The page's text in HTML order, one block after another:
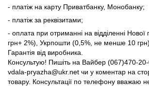
- платіж на карту Приватбанку, Монобанку;
- платіж за реквізитами;
- оплата при отриманні на відділенні Нової
грн+ 2%), Укрпошти (0,5%, не менше 10 грн).
Гарантія від виробника.
Консультую! Пишіть на Вайбер (067)470-
vdala-pryazha@ukr.net чи у коментар на
товару. Консультації по телефону вважаю